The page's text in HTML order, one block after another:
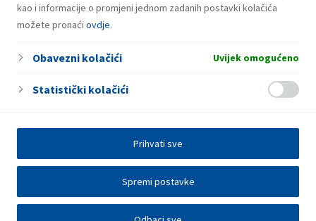
kao i informacije o promjeni jednom zadanih postavki kolačića
možete pronaći ovdje.
Obavezni kolačići Uvijek omogućeno
Statistički kolačići
Spremi postavke
Prihvati sve